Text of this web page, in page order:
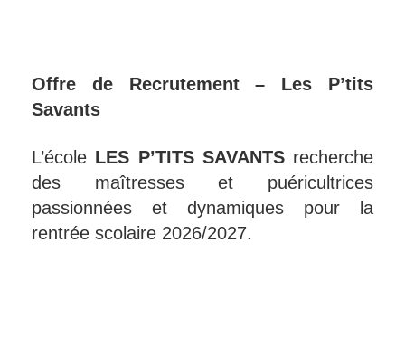
Offre de Recrutement – Les P’tits
Savants
L’école LES P’TITS SAVANTSrecherche
des maîtresses et puéricultrices
passionnées et dynamiques pour la
rentrée scolaire 2026/2027.